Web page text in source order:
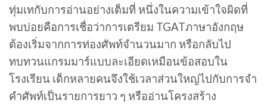
ทุ่มเทกับการอ่านอย่างเต็มที่ หนึ่งในความเข้าใจผิดที่
พบบ่อยคือการเชื่อว่าการเตรียม TGATภาษาอังกฤษ
ต้องเริ่มจากการท่องศัพท์จำนวนมาก หรือกลับไป
ทบทวนแกรมมาร์แบบละเอียดเหมือนข้อสอบใน
โรงเรียน เด็กหลายคนจึงใช้เวลาส่วนใหญ่ไปกับการจำ
คำศัพท์เป็นรายการยาว ๆ หรืออ่านโครงสร้าง